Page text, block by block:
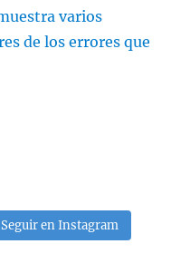
Seguir en Instagram